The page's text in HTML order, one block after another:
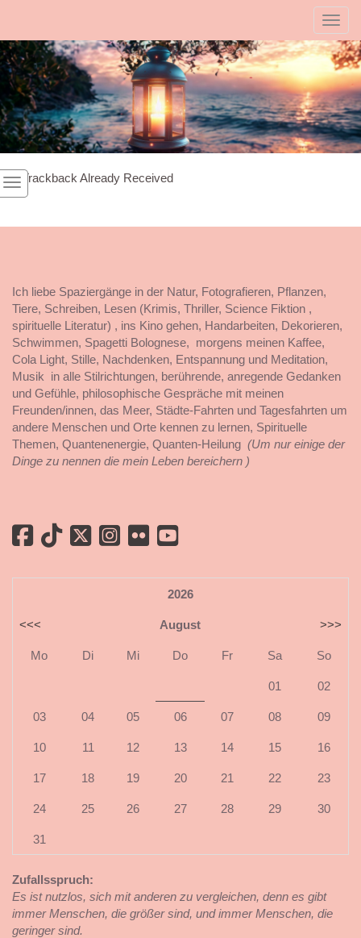
1 Trackback Already Received
Ich liebe Spaziergänge in der Natur, Fotografieren, Pflanzen,
Tiere, Schreiben, Lesen (Krimis, Thriller, Science Fiktion ,
spirituelle Literatur) , ins Kino gehen, Handarbeiten, Dekorieren,
Schwimmen, Spagetti Bolognese, morgens meinen Kaffee,
Cola Light, Stille, Nachdenken, Entspannung und Meditation,
Musik in alle Stilrichtungen, berührende, anregende Gedanken
und Gefühle, philosophische Gespräche mit meinen
Freunden/innen, das Meer, Städte-Fahrten und Tagesfahrten um
andere Menschen und Orte kennen zu lernen, Spirituelle
Themen, Quantenenergie, Quanten-Heilung (Um nur einige der
Dinge zu nennen die mein Leben bereichern )
2026
<<< August >>>
Mo Di Mi Do Fr Sa So
01 02
03 04 05 06 07 08 09
10 11 12 13 14 15 16
17 18 19 20 21 22 23
24 25 26 27 28 29 30
31
Zufallsspruch:
Es ist nutzlos, sich mit anderen zu vergleichen, denn es gibt
immer Menschen, die größer sind, und immer Menschen, die
geringer sind.